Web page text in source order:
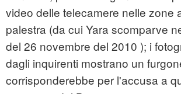
video delle telecamere nelle zone
palestra (da cui Yara scomparve
del 26 novembre del 2010 ); i
dagli inquirenti mostrano un
corrisponderebbe per l'accusa a